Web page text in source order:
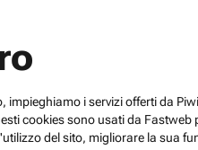
i servizi offerti da
cookies sono usati da
del sito, migliorare la sua